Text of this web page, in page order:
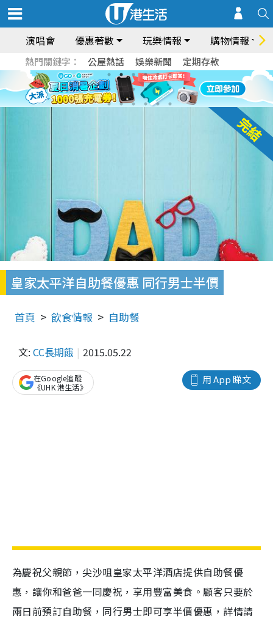
演唱會 優惠著數 玩樂情報 購物情報
熱門關鍵字： 公屋熱話 娛樂新聞 定期存款
皇家太平洋自助餐優惠 同行男士半價
首頁 飲食情報 自助餐
文: CC長期餓 2015.05.22
用 App 睇文
在Google追蹤
《UHK 港生活》
為慶祝父親節，尖沙咀皇家太平洋酒店提供自助餐優
惠，讓你和爸爸一同慶祝，享用豐富美食。顧客只要於
兩日前預訂自助餐，同行男士即可享半價優惠，詳情請